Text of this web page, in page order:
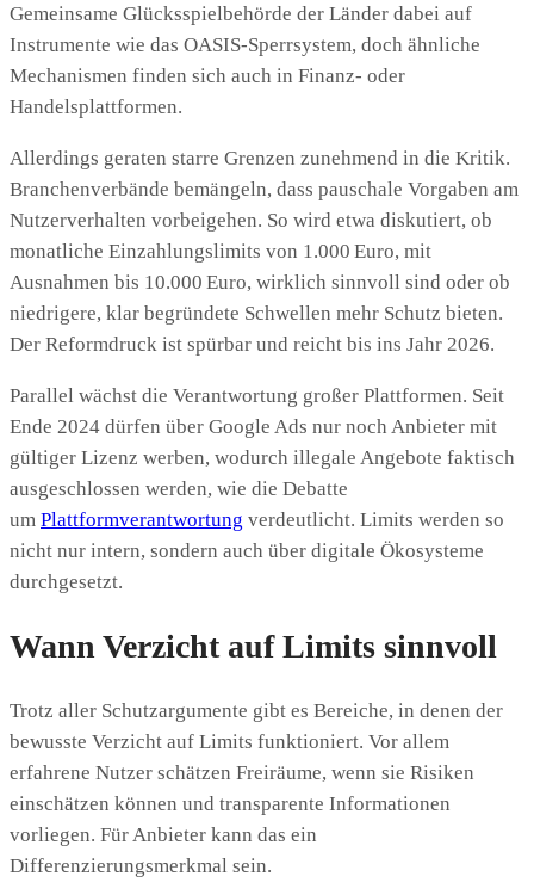
Gemeinsame Glücksspielbehörde der Länder dabei auf
Instrumente wie das OASIS‑Sperrsystem, doch ähnliche
Mechanismen finden sich auch in Finanz‑ oder
Handelsplattformen.
Allerdings geraten starre Grenzen zunehmend in die Kritik.
Branchenverbände bemängeln, dass pauschale Vorgaben am
Nutzerverhalten vorbeigehen. So wird etwa diskutiert, ob
monatliche Einzahlungslimits von 1.000 Euro, mit
Ausnahmen bis 10.000 Euro, wirklich sinnvoll sind oder ob
niedrigere, klar begründete Schwellen mehr Schutz bieten.
Der Reformdruck ist spürbar und reicht bis ins Jahr 2026.
Parallel wächst die Verantwortung großer Plattformen. Seit
Ende 2024 dürfen über Google Ads nur noch Anbieter mit
gültiger Lizenz werben, wodurch illegale Angebote faktisch
ausgeschlossen werden, wie die Debatte
um Plattformverantwortung verdeutlicht. Limits werden so
nicht nur intern, sondern auch über digitale Ökosysteme
durchgesetzt.
Wann Verzicht auf Limits sinnvoll
Trotz aller Schutzargumente gibt es Bereiche, in denen der
bewusste Verzicht auf Limits funktioniert. Vor allem
erfahrene Nutzer schätzen Freiräume, wenn sie Risiken
einschätzen können und transparente Informationen
vorliegen. Für Anbieter kann das ein
Differenzierungsmerkmal sein.